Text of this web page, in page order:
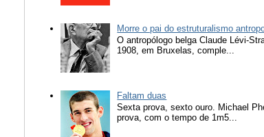
Morre o pai do estruturalismo
O antropólogo belga Claude Lévi-
1908, em Bruxelas, comple...
Faltam duas
Sexta prova, sexto ouro. Michael
prova, com o tempo de 1m5...